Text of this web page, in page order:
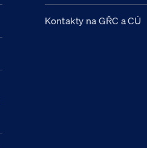
Kontakty na GŘC a CÚ